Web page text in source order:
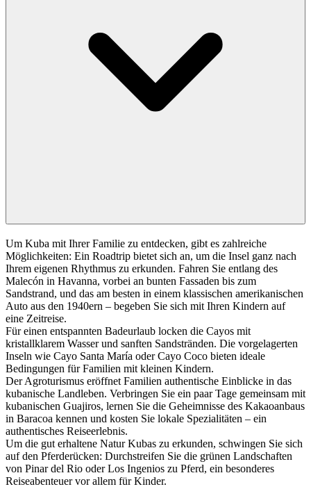
Um Kuba mit Ihrer Familie zu entdecken, gibt es zahlreiche
Möglichkeiten: Ein Roadtrip bietet sich an, um die Insel ganz nach
Ihrem eigenen Rhythmus zu erkunden. Fahren Sie entlang des
Malecón in Havanna, vorbei an bunten Fassaden bis zum
Sandstrand, und das am besten in einem klassischen amerikanischen
Auto aus den 1940ern – begeben Sie sich mit Ihren Kindern auf
eine Zeitreise.
Für einen entspannten Badeurlaub locken die Cayos mit
kristallklarem Wasser und sanften Sandstränden. Die vorgelagerten
Inseln wie Cayo Santa María oder Cayo Coco bieten ideale
Bedingungen für Familien mit kleinen Kindern.
Der Agroturismus eröffnet Familien authentische Einblicke in das
kubanische Landleben. Verbringen Sie ein paar Tage gemeinsam mit
kubanischen Guajiros, lernen Sie die Geheimnisse des Kakaoanbaus
in Baracoa kennen und kosten Sie lokale Spezialitäten – ein
authentisches Reiseerlebnis.
Um die gut erhaltene Natur Kubas zu erkunden, schwingen Sie sich
auf den Pferderücken: Durchstreifen Sie die grünen Landschaften
von Pinar del Rio oder Los Ingenios zu Pferd, ein besonderes
Reiseabenteuer vor allem für Kinder.